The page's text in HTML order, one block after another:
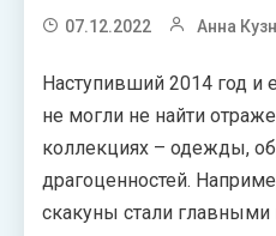
07.12.2022 Анна
Наступивший 2014 год
не могли не найти
коллекциях – одежды,
драгоценностей.
скакуны стали